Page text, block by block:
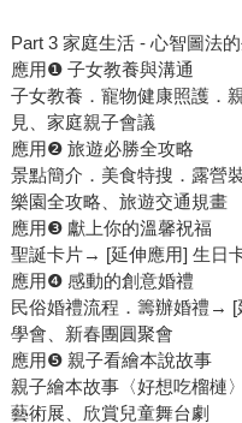
Part 3 家庭生活 - 心智圖法
應用❶ 子女教養與溝通
子女教養．寵物健康照護．
見、家庭親子會議
應用❷ 旅遊必勝全攻略
景點簡介．美食特搜．露營
樂園全攻略、旅遊交通規畫
應用❸ 獻上你的溫馨祝福
聖誕卡片→ [延伸應用] 生日
應用❹ 感動的創意婚禮
民俗婚禮流程．籌辦婚禮→ [
學會、新春團圓聚會
應用❺ 親子看繪本說故事
親子繪本故事〈好想吃榴槤
藝術展、欣賞兒童舞台劇